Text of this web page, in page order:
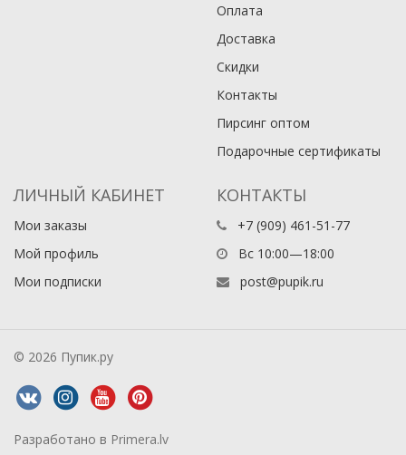
Оплата
Доставка
Скидки
Контакты
Пирсинг оптом
Подарочные сертификаты
ЛИЧНЫЙ КАБИНЕТ
Мои заказы
Мой профиль
Мои подписки
КОНТАКТЫ
+7 (909) 461-51-77
Вс 10:00—18:00
post@pupik.ru
© 2026 Пупик.ру
Разработано в Primera.lv